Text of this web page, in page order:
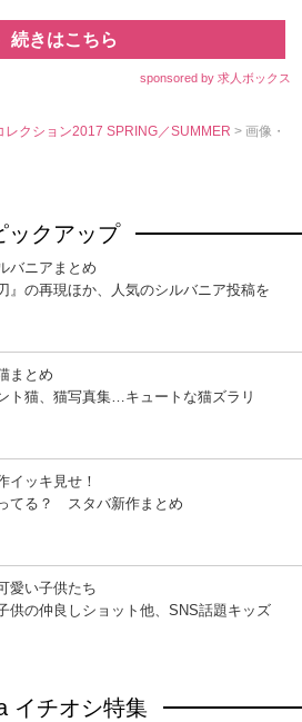
続きはこちら
sponsored by 求人ボックス
レクション2017 SPRING／SUMMER> 画像・
ックアップ
バニアまとめ
』の再現ほか、人気のシルバニア投稿を
まとめ
ト猫、猫写真集…キュートな猫ズラリ
イッキ見せ！
てる？ スタバ新作まとめ
愛い子供たち
供の仲良しショット他、SNS話題キッズ
イチオシ特集